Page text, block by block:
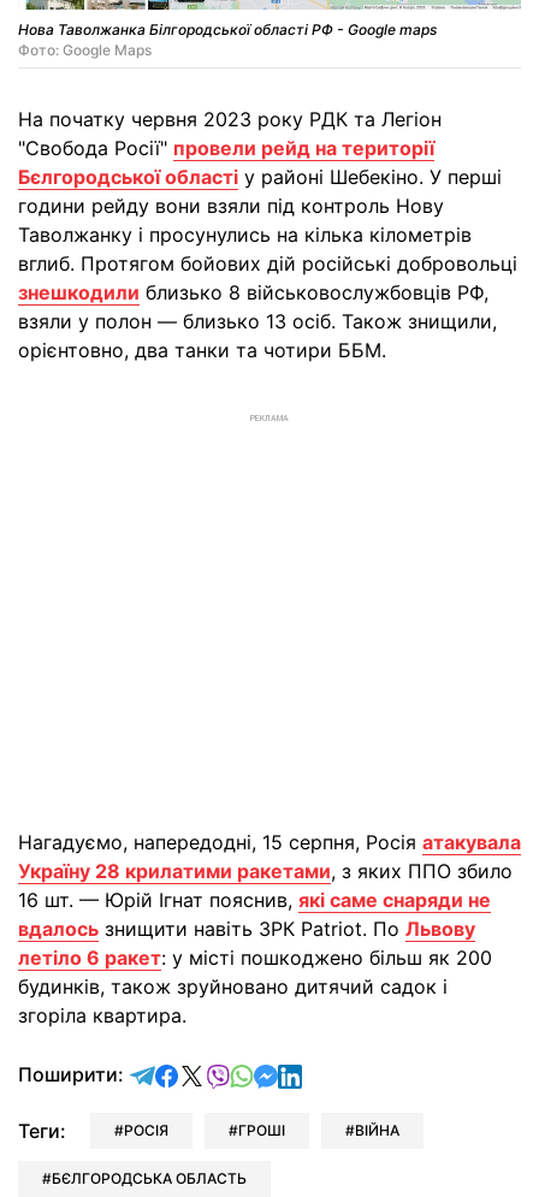
Нова Таволжанка Білгородської області РФ - Google maps
Фото: Google Maps
На початку червня 2023 року РДК та Легіон
"Свобода Росії" провели рейд на території
Бєлгородської області у районі Шебекіно. У перші
години рейду вони взяли під контроль Нову
Таволжанку і просунулись на кілька кілометрів
вглиб. Протягом бойових дій російські добровольці
знешкодили близько 8 військовослужбовців РФ,
взяли у полон — близько 13 осіб. Також знищили,
орієнтовно, два танки та чотири ББМ.
РЕКЛАМА
Нагадуємо, напередодні, 15 серпня, Росія атакувала
Україну 28 крилатими ракетами, з яких ППО збило
16 шт. — Юрій Ігнат пояснив, які саме снаряди не
вдалось знищити навіть ЗРК Patriot. По Львову
летіло 6 ракет: у місті пошкоджено більш як 200
будинків, також зруйновано дитячий садок і
згоріла квартира.
Поширити: відправити у Telegram
поділитись у Facebook
поділитись у X
відправити у Viber
відправити у Whatsapp
відправити у Messenger
відправити у LinkedIn
Теги: РОСІЯ ГРОШІ ВІЙНА
БЄЛГОРОДСЬКА ОБЛАСТЬ